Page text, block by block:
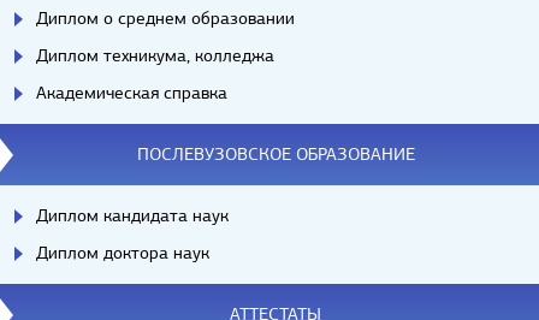
Диплом о среднем образовании
Диплом техникума, колледжа
Академическая справка
ПОСЛЕВУЗОВСКОЕ ОБРАЗОВАНИЕ
Диплом кандидата наук
Диплом доктора наук
АТТЕСТАТЫ